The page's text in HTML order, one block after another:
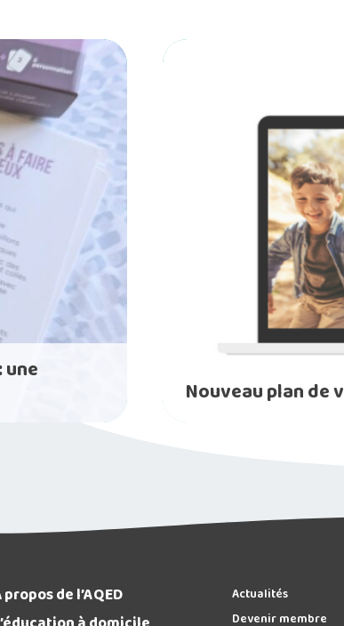
Nouveau plan de
propos de l’AQED
Actualités
Devenir membre